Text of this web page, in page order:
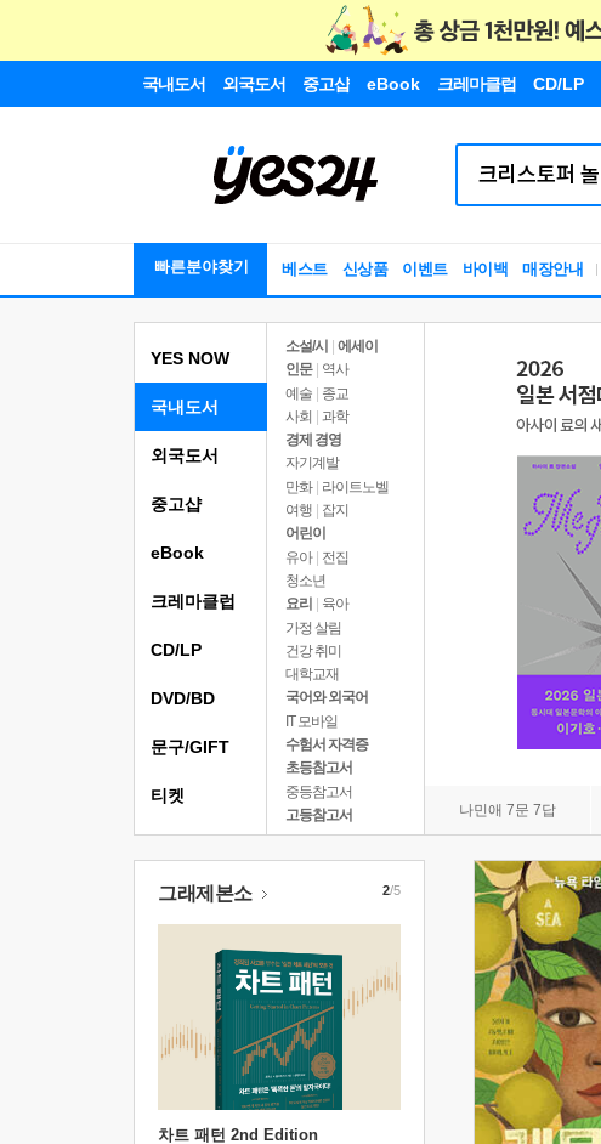
국내도서 외국도서 중고샵 eBook 크레마클럽 CD/LP
빠른분야찾기 베스트 신상품 이벤트 바이백 매장안내
YES NOW
국내도서
소설/시
에세이
인문
역사
예술 | 종교
사회 | 과학
경제 경영
자기계발
만화 | 라이트노벨
여행
잡지
어린이
유아 | 전집
청소년
요리
육아
가정 살림
건강 취미
대학교재
국어와 외국어
IT 모바일
수험서 자격증
초등참고서
중등참고서
고등참고서
나민애 7문 7답
외국도서
중고샵
eBook
크레마클럽
CD/LP
DVD/BD
문구/GIFT
티켓
그래제본소
차트 패턴 2nd Edition
2/5